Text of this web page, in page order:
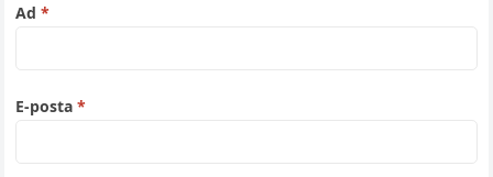
Ad*
E-posta*